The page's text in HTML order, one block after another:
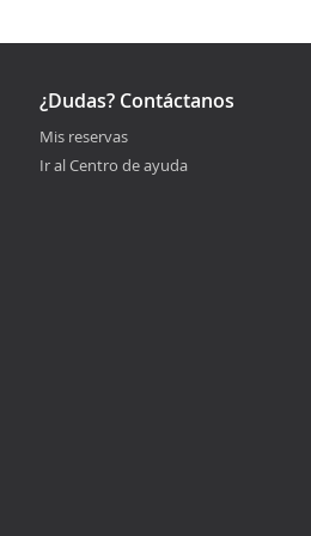
¿Dudas? Contáctanos
Mis reservas
Ir al Centro de ayuda